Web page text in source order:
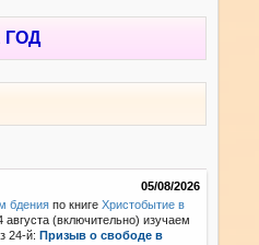
05/08/2026
бдения по книгеХристобытие в
августа (включительно) изучаем
24-й:Призыв о свободе в